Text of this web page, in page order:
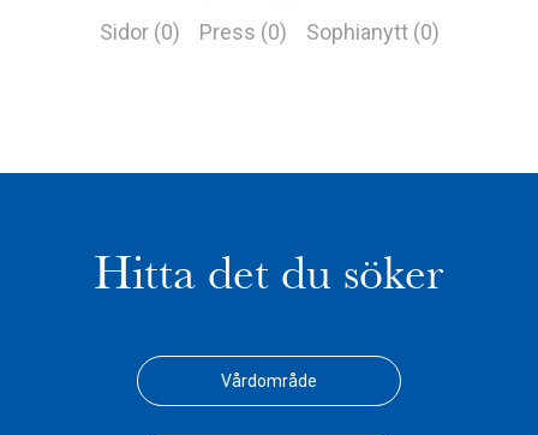
Sidor (0) Press (0) Sophianytt (0)
Hitta det du söker
Vårdområde